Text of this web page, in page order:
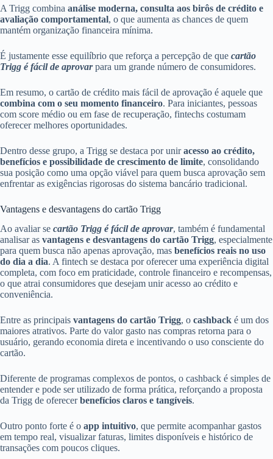
A Trigg combina análise moderna, consulta aos birôs de crédito e
avaliação comportamental, o que aumenta as chances de quem
mantém organização financeira mínima.
É justamente esse equilíbrio que reforça a percepção de que cartão
Trigg é fácil de aprovarpara um grande número de consumidores.
Em resumo, o cartão de crédito mais fácil de aprovação é aquele que
combina com o seu momento financeiro. Para iniciantes, pessoas
com score médio ou em fase de recuperação, fintechs costumam
oferecer melhores oportunidades.
Dentro desse grupo, a Trigg se destaca por uniracesso ao crédito,
benefícios e possibilidade de crescimento de limite, consolidando
sua posição como uma opção viável para quem busca aprovação sem
enfrentar as exigências rigorosas do sistema bancário tradicional.
Vantagens e desvantagens do cartão Trigg
Ao avaliar se cartão Trigg é fácil de aprovar, também é fundamental
analisar as vantagens e desvantagens do cartão Trigg, especialmente
para quem busca não apenas aprovação, mas benefícios reais no uso
do dia a dia. A fintech se destaca por oferecer uma experiência digital
completa, com foco em praticidade, controle financeiro e recompensas,
o que atrai consumidores que desejam unir acesso ao crédito e
conveniência.
Entre as principais vantagens do cartão Trigg, o cashback é um dos
maiores atrativos. Parte do valor gasto nas compras retorna para o
usuário, gerando economia direta e incentivando o uso consciente do
cartão.
Diferente de programas complexos de pontos, o cashback é simples de
entender e pode ser utilizado de forma prática, reforçando a proposta
da Trigg de oferecerbenefícios claros e tangíveis.
Outro ponto forte é o app intuitivo, que permite acompanhar gastos
em tempo real, visualizar faturas, limites disponíveis e histórico de
transações com poucos cliques.